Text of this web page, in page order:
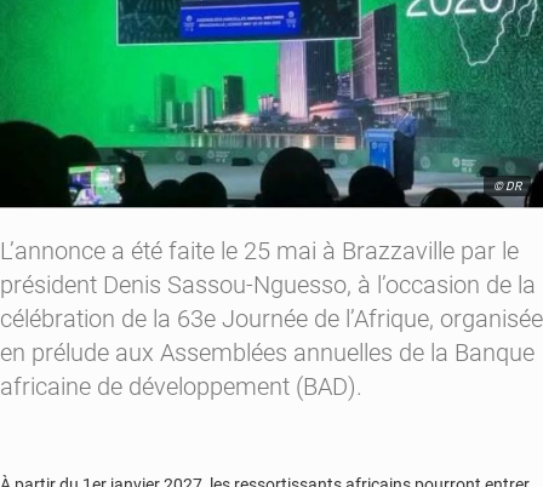
© DR
L’annonce a été faite le 25 mai à Brazzaville par le
président Denis Sassou-Nguesso, à l’occasion de la
célébration de la 63e Journée de l’Afrique, organisée
en prélude aux Assemblées annuelles de la Banque
africaine de développement (BAD).